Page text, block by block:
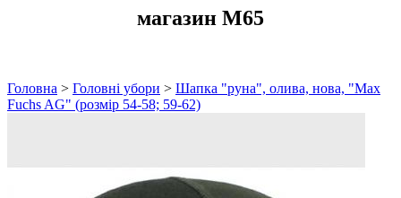
магазин M65
Головна > Головні убори > Шапка "руна", олива, нова, "Max
Fuchs AG" (розмір 54-58; 59-62)